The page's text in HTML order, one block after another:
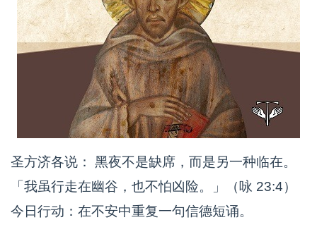
圣方济各说： 黑夜不是缺席，而是另一种临在。
「我虽行走在幽谷，也不怕凶险。」（咏 23:4）
今日行动：在不安中重复一句信德短诵。